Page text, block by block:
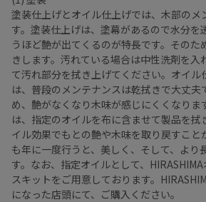
塗装仕上げとオイル仕上げでは、木部のメ
す。塗装仕上げは、塗幕があるので水分を
うほど艶が出てくるのが特長です。そのた
きします。汚れている場合は中性洗剤を入
て汚れ部分を拭き上げてください。オイル
は、普段のメンテナンスは乾拭きで大丈夫
め、艶がなくなり木味が感じにくくなりま
は、指定のオイルを布に含ませて製品を拭
イル効果でもとの艶や木味を取り戻すこと
も年に一度行うと、美しく、そして、より
す。なお、指定オイルとして、
スキットをご用意しております。
になった店頭にて、ご購入ください。